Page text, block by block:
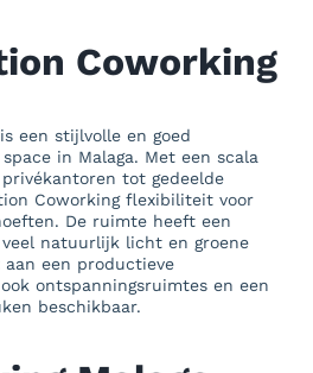
Coworking
een stijlvolle en goed
in Malaga. Met een scala
tot gedeelde
Coworking flexibiliteit voor
De ruimte heeft een
natuurlijk licht en groene
een productieve
ontspanningsruimtes en een
beschikbaar.